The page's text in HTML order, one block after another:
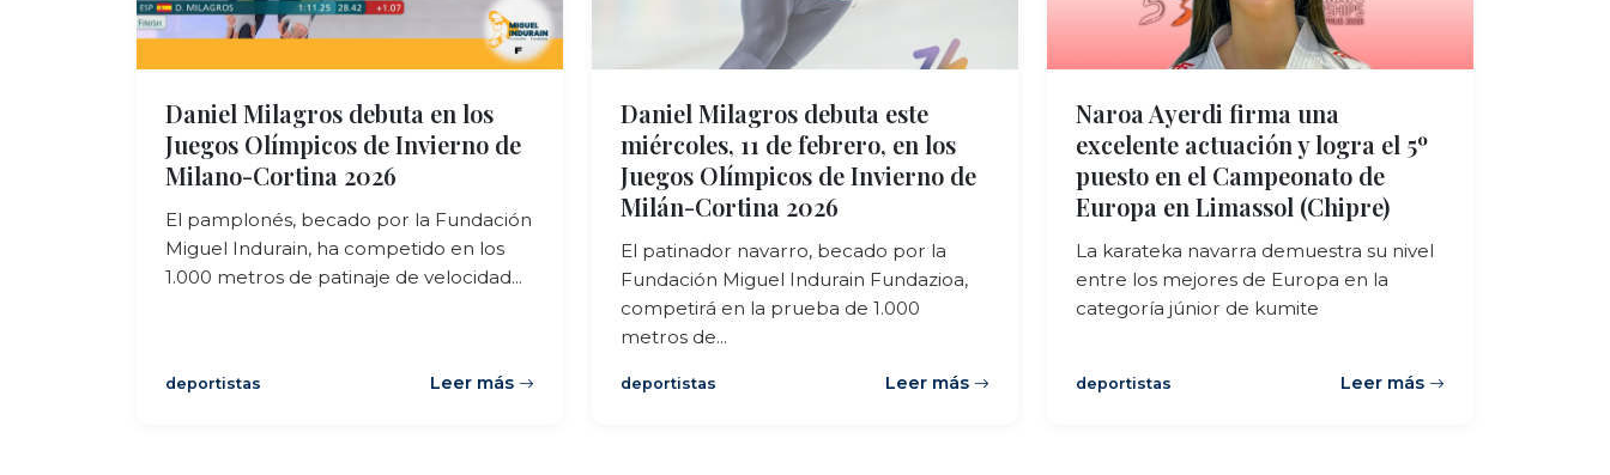
Daniel Milagros debuta en los
Juegos Olímpicos de Invierno de
Milano-Cortina 2026
El pamplonés, becado por la Fundación
Miguel Indurain, ha competido en los
1.000 metros de patinaje de velocidad...
deportistas Leer más
Daniel Milagros debuta este
miércoles, 11 de febrero, en los
Juegos Olímpicos de Invierno de
Milán-Cortina 2026
El patinador navarro, becado por la
Fundación Miguel Indurain Fundazioa,
competirá en la prueba de 1.000
metros de...
deportistas Leer más
Naroa Ayerdi firma una
excelente actuación y logra el 5º
puesto en el Campeonato de
Europa en Limassol (Chipre)
La karateka navarra demuestra su nivel
entre los mejores de Europa en la
categoría júnior de kumite
deportistas Leer más